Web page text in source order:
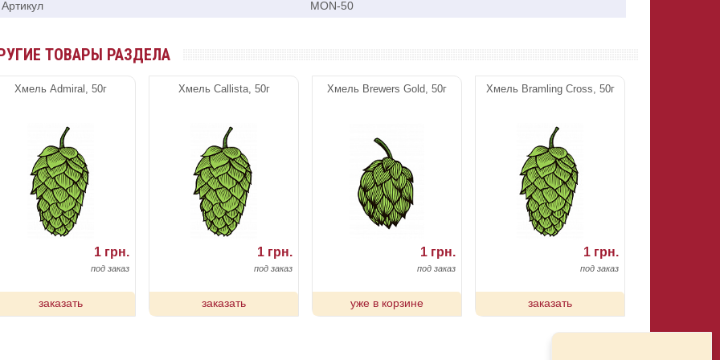
Артикул MON-50
ТОВАРЫ РАЗДЕЛА
Хмель Admiral, 50г
1 грн.
под заказ
заказать
Хмель Callista, 50г
1 грн.
под заказ
заказать
Хмель Brewers Gold, 50г
1 грн.
под заказ
уже в корзине
Хмель Bramling Cross, 50г
1 грн.
под заказ
заказать